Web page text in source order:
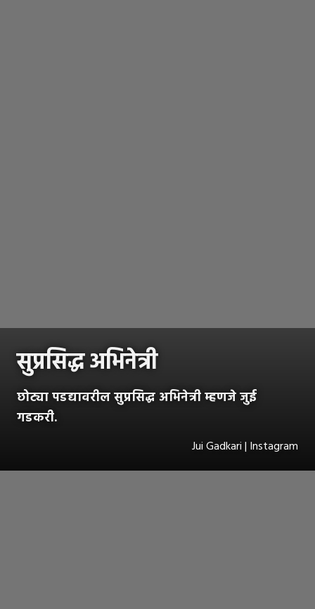
सुप्रसिद्ध अभिनेत्री
छोट्या पडद्यावरील सुप्रसिद्ध अभिनेत्री म्हणजे जुई
गडकरी.
Jui Gadkari | Instagram